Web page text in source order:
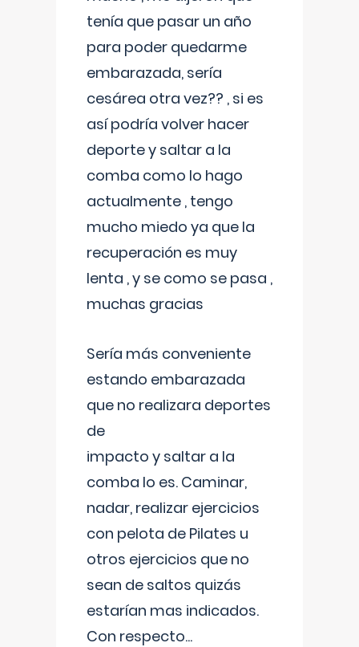
tenía que pasar un año
para poder quedarme
embarazada, sería
cesárea otra vez?? , si es
así podría volver hacer
deporte y saltar a la
comba como lo hago
actualmente , tengo
mucho miedo ya que la
recuperación es muy
lenta , y se como se pasa ,
muchas gracias
Sería más conveniente
estando embarazada
que no realizara deportes
de
impacto y saltar a la
comba lo es. Caminar,
nadar, realizar ejercicios
con pelota de Pilates u
otros ejercicios que no
sean de saltos quizás
estarían mas indicados.
Con respecto...